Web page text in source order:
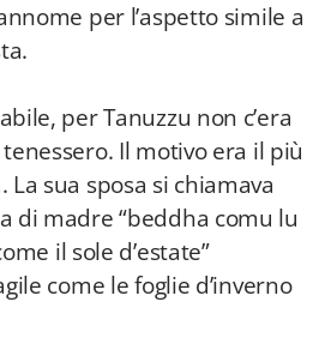
per l’aspetto simile a
per Tanuzzu non c’era
Il motivo era il più
sua sposa si chiamava
di madre “beddha comu lu
il sole d’estate”
come le foglie d’inverno